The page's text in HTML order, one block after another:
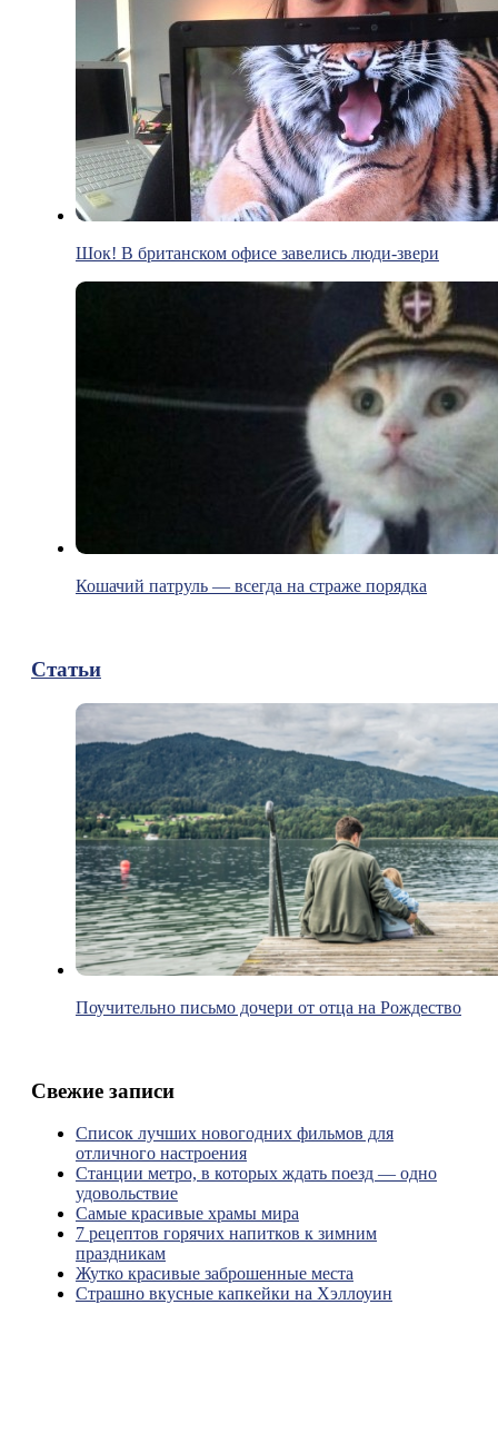
Шок! В британском офисе завелись люди-звери
Кошачий патруль — всегда на страже порядка
Статьи
Поучительно письмо дочери от отца на Рождество
Свежие записи
Список лучших новогодних фильмов для
отличного настроения
Станции метро, в которых ждать поезд — одно
удовольствие
Самые красивые храмы мира
7 рецептов горячих напитков к зимним
праздникам
Жутко красивые заброшенные места
Страшно вкусные капкейки на Хэллоуин